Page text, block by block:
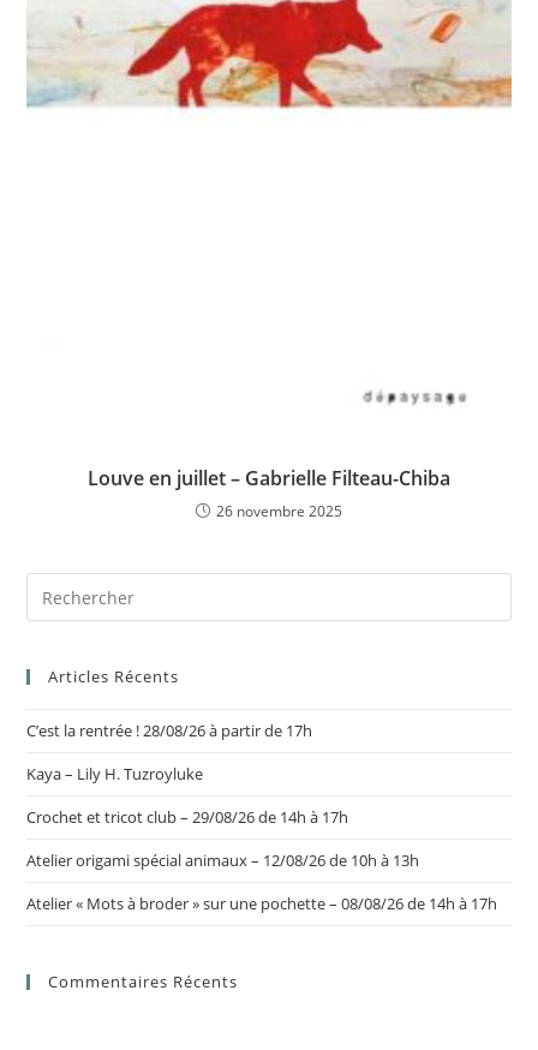
Louve en juillet – Gabrielle Filteau-Chiba
26 novembre 2025
Articles Récents
C’est la rentrée ! 28/08/26 à partir de 17h
Kaya – Lily H. Tuzroyluke
Crochet et tricot club – 29/08/26 de 14h à 17h
Atelier origami spécial animaux – 12/08/26 de 10h à 13h
Atelier « Mots à broder » sur une pochette – 08/08/26 de 14h à 17h
Commentaires Récents